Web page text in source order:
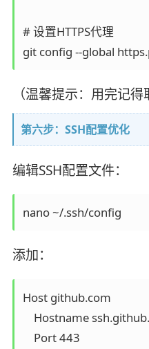
# 设置HTTPS代理
（温馨提示：用完记得
第六步：SSH配置优化
编辑SSH配置文件：
添加：
Host github.com
Hostname
    Port 443